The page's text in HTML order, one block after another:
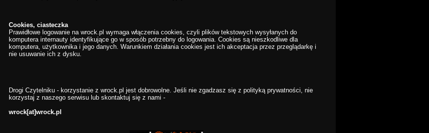
Cookies, ciasteczka
Prawidłowe logowanie na wrock.pl wymaga włączenia cookies, czyli plików tekstowych wysyłanych do
komputera internauty identyfikujące go w sposób potrzebny do logowania. Cookies są nieszkodliwe dla
komputera, użytkownika i jego danych. Warunkiem działania cookies jest ich akceptacja przez przeglądarkę i
nie usuwanie ich z dysku.
Drogi Czytelniku - korzystanie z wrock.pl jest dobrowolne. Jeśli nie zgadzasz się z polityką prywatności, nie
korzystaj z naszego serwisu lub skontaktuj się z nami -
wrock[at]wrock.pl